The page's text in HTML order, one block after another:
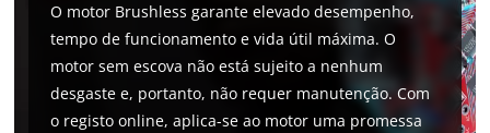
O motor Brushless garante elevado desempenho,
tempo de funcionamento e vida útil máxima. O
motor sem escova não está sujeito a nenhum
desgaste e, portanto, não requer manutenção. Com
o registo online, aplica-se ao motor uma promessa